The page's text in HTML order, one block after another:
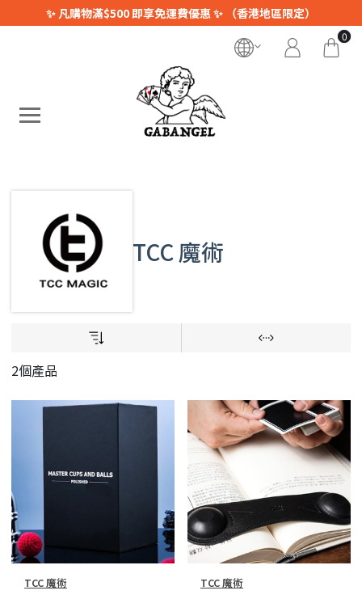
✨ 凡購物滿$500 即享免運費優惠 ✨ （香港地區限定）
0
TCC 魔術
2個產品
TCC 魔術 TCC 魔術